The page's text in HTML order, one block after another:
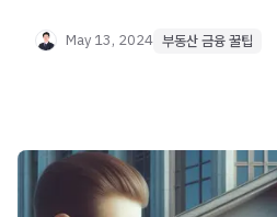
May 13, 2024 부동산 금융 꿀팁